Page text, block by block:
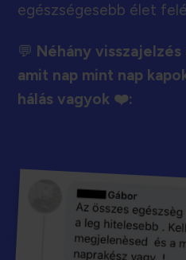
egészségesebb élet
💬 Néhány
amit nap mint nap
hálás vagyok ❤️: